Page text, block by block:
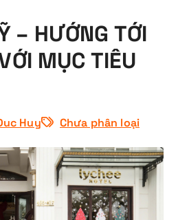
– HƯỚNG TỚI
MỤC TIÊU
Huy Chưa phân loại